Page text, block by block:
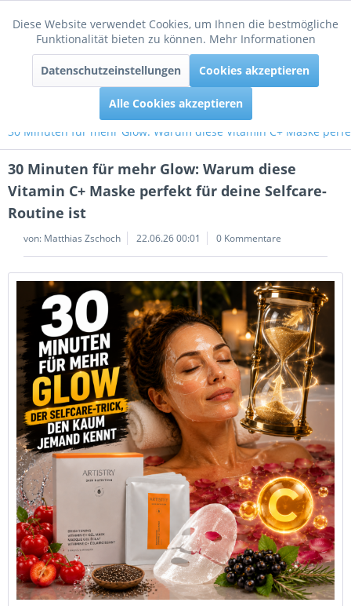
Menü
30 Minuten für mehr Glow: Warum diese Vitamin C+ Maske
30 Minuten für mehr Glow: Warum diese
Vitamin C+ Maske perfekt für deine Selfcare-
Routine ist
von: Matthias Zschoch 22.06.26 00:01 0 Kommentare
Funktionale Aktiv
Tracking Inaktiv
Diese Website verwendet Cookies, um Ihnen die bestmögliche
Funktionalität bieten zu können. Mehr Informationen
Datenschutzeinstellungen Cookies akzeptieren
Alle Cookies akzeptieren